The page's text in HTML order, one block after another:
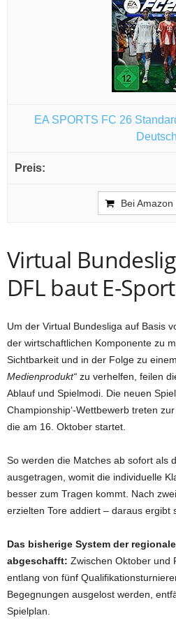
EA SPORTS FC 26
Deutsch
Bei Amazon
Virtual
DFL baut E-
Um der Virtual Bundesliga auf Basis
der wirtschaftlichen Komponente zu
Sichtbarkeit und in der Folge zu einem
Medienprodukt“ zu verhelfen, feilen
Ablauf und Spielmodi. Die neuen
Championship‘-Wettbewerb treten
die am 16. Oktober startet.
So werden die Matches ab sofort als
ausgetragen, womit die individuelle
besser zum Tragen kommt. Nach
erzielten Tore addiert – daraus ergibt
Das bisherige System der
abgeschafft: Zwischen Oktober und
entlang von fünf
Begegnungen ausgelost werden,
Spielplan.